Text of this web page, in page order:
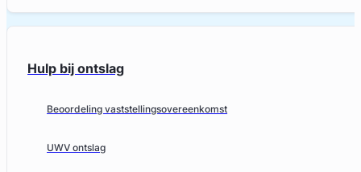
Hulp bij ontslag
Beoordeling vaststellingsovereenkomst
UWV ontslag